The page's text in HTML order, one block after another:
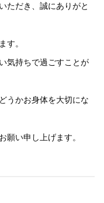
ただき、誠にありがと
す。
気持ちで過ごすことが
うかお身体を大切にな
願い申し上げます。